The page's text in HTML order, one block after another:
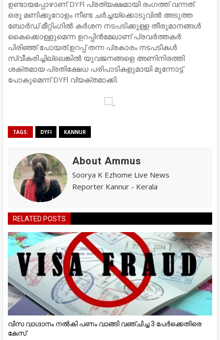
ഉണ്ടായപ്പോഴാണ് DYFl പ്രത്യക്ഷമായി രംഗത്ത് വന്നത്.
ഒരു മണിക്കൂറോളം നീണ്ട ചർച്ചയ്ക്കൊടുവിൽ അടുത്ത
ബോർഡ് മീറ്റിംഗിൽ കർശന നടപടിക്കുള്ള തീരുമാനങ്ങൾ
കൈക്കൊള്ളുമെന്ന ഉറപ്പിൻമേലാണ് പ്രവർത്തകർ
പിരിഞ്ഞ് പോയത്.ഉറപ്പ് തന്ന പ്രകാരം നടപടികൾ
സ്വീകരിച്ചില്ലെങ്കിൽ യുവജനങ്ങളെ അണിനിരത്തി
ശക്തമായ പ്രതിക്ഷേധ പരിപാടികളുമായി മുന്നോട്ട്
പോകുമെന്ന് DYFl വ്യക്തമാക്കി.
TAGS: DYFI KANNUR
About Ammus
Soorya K Ezhome Live News
Reporter Kannur - Kerala
RELATED POSTS
വിസ വാഗ്ദാനം നൽകി പണം വാങ്ങി വഞ്ചിച്ച 3 പേർക്കെതിരെ
കേസ്